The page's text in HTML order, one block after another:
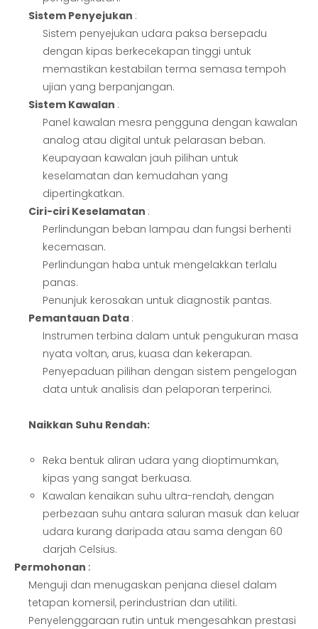
Sistem Penyejukan :
Sistem penyejukan udara paksa bersepadu
dengan kipas berkecekapan tinggi untuk
memastikan kestabilan terma semasa tempoh
ujian yang berpanjangan.
Sistem Kawalan :
Panel kawalan mesra pengguna dengan kawalan
analog atau digital untuk pelarasan beban.
Keupayaan kawalan jauh pilihan untuk
keselamatan dan kemudahan yang
dipertingkatkan.
Ciri-ciri Keselamatan :
Perlindungan beban lampau dan fungsi berhenti
kecemasan.
Perlindungan haba untuk mengelakkan terlalu
panas.
Penunjuk kerosakan untuk diagnostik pantas.
Pemantauan Data :
Instrumen terbina dalam untuk pengukuran masa
nyata voltan, arus, kuasa dan kekerapan.
Penyepaduan pilihan dengan sistem pengelogan
data untuk analisis dan pelaporan terperinci.
Naikkan Suhu Rendah:
Reka bentuk aliran udara yang dioptimumkan,
kipas yang sangat berkuasa.
Kawalan kenaikan suhu ultra-rendah, dengan
perbezaan suhu antara saluran masuk dan keluar
udara kurang daripada atau sama dengan 60
darjah Celsius.
Permohonan :
Menguji dan menugaskan penjana diesel dalam
tetapan komersil, perindustrian dan utiliti.
Penyelenggaraan rutin untuk mengesahkan prestasi